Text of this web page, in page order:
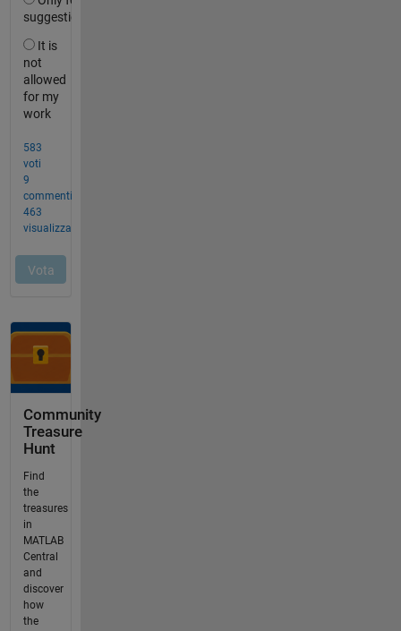
Community
Treasure
Hunt
Find
the
treasures
in
MATLAB
Central
and
discover
how
the